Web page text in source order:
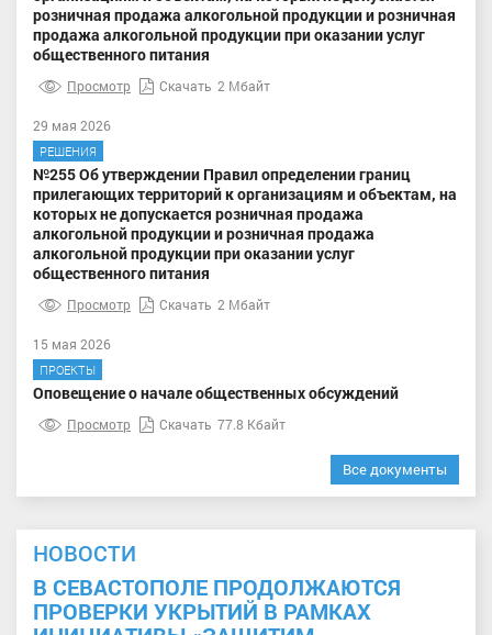
розничная продажа алкогольной продукции и розничная
продажа алкогольной продукции при оказании услуг
общественного питания
Просмотр Скачать 2 Мбайт
29 мая 2026
РЕШЕНИЯ
№255 Об утверждении Правил определении границ
прилегающих территорий к организациям и объектам, на
которых не допускается розничная продажа
алкогольной продукции и розничная продажа
алкогольной продукции при оказании услуг
общественного питания
Просмотр Скачать 2 Мбайт
15 мая 2026
ПРОЕКТЫ
Оповещение о начале общественных обсуждений
Просмотр Скачать 77.8 Кбайт
Все документы
НОВОСТИ
В СЕВАСТОПОЛЕ ПРОДОЛЖАЮТСЯ
ПРОВЕРКИ УКРЫТИЙ В РАМКАХ